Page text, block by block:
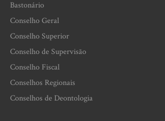
Bastonário
Conselho Geral
Conselho Superior
Conselho de Supervisão
Conselho Fiscal
Conselhos Regionais
Conselhos de Deontologia